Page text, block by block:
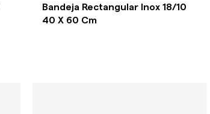
Bandeja Rectangular Inox 18/10
40 X 60 Cm